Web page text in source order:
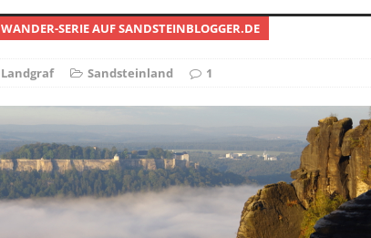
Die Elfenkönigin NATUR
SERIE AUF SANDSTEINBLOGGER.DE
Sandsteinland 1